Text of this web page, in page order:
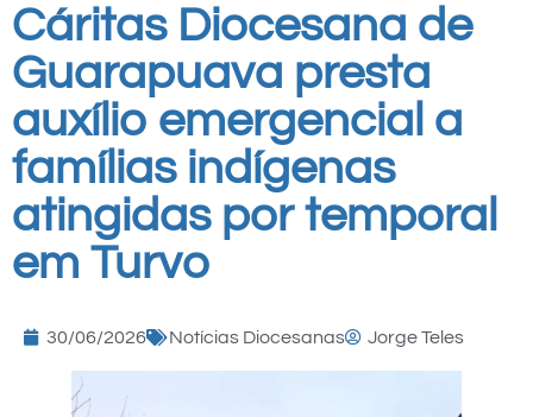
Cáritas Diocesana de
Guarapuava presta
auxílio emergencial a
famílias indígenas
atingidas por temporal
em Turvo
30/06/2026 Notícias Diocesanas Jorge Teles